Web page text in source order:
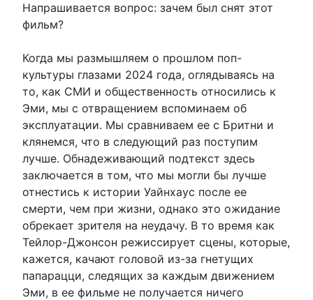
Напрашивается вопрос: зачем был снят этот
фильм?
Когда мы размышляем о прошлом поп-
культуры глазами 2024 года, оглядываясь на
то, как СМИ и общественность относились к
Эми, мы с отвращением вспоминаем об
эксплуатации. Мы сравниваем ее с Бритни и
клянемся, что в следующий раз поступим
лучше. Обнадеживающий подтекст здесь
заключается в том, что мы могли бы лучше
отнестись к истории Уайнхаус после ее
смерти, чем при жизни, однако это ожидание
обрекает зрителя на неудачу. В то время как
Тейлор-Джонсон режиссирует сцены, которые,
кажется, качают головой из-за гнетущих
папарацци, следящих за каждым движением
Эми, в ее фильме не получается ничего